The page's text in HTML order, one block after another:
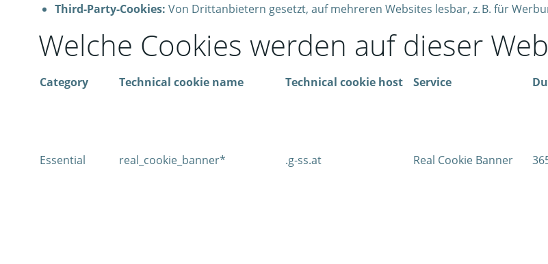
Third-Party-Cookies: Von Drittanbietern gesetzt, auf mehreren Websites lesbar, z. B. für
Welche Cookies werden auf dieser
Category Technical cookie name Technical cookie host Service
Essential real_cookie_banner* .g-ss.at Real Cookie Banner